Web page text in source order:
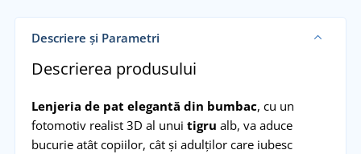
Descriere și Parametri
Descrierea produsului
Lenjeria de pat elegantă din bumbac, cu un
fotomotiv realist 3D al unui tigru alb, va aduce
bucurie atât copiilor, cât și adulților care iubesc